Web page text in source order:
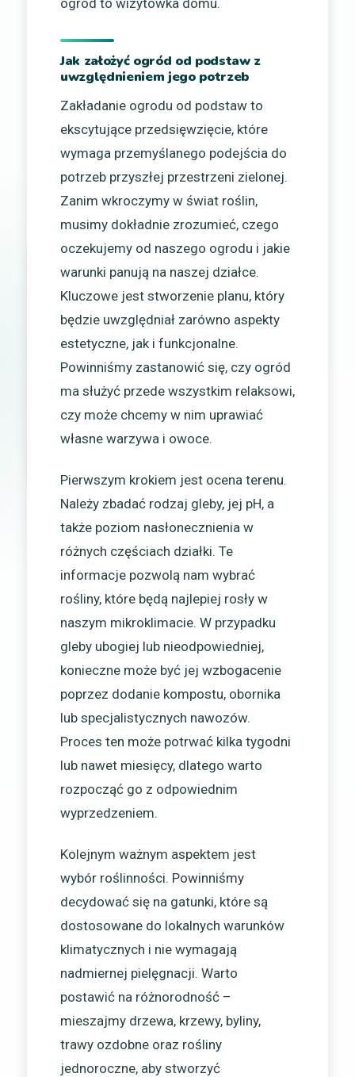
Jak założyć ogród od podstaw z
uwzględnieniem jego potrzeb
Zakładanie ogrodu od podstaw to
ekscytujące przedsięwzięcie, które
wymaga przemyślanego podejścia do
potrzeb przyszłej przestrzeni zielonej.
Zanim wkroczymy w świat roślin,
musimy dokładnie zrozumieć, czego
oczekujemy od naszego ogrodu i jakie
warunki panują na naszej działce.
Kluczowe jest stworzenie planu, który
będzie uwzględniał zarówno aspekty
estetyczne, jak i funkcjonalne.
Powinniśmy zastanowić się, czy ogród
ma służyć przede wszystkim relaksowi,
czy może chcemy w nim uprawiać
własne warzywa i owoce.
Pierwszym krokiem jest ocena terenu.
Należy zbadać rodzaj gleby, jej pH, a
także poziom nasłonecznienia w
różnych częściach działki. Te
informacje pozwolą nam wybrać
rośliny, które będą najlepiej rosły w
naszym mikroklimacie. W przypadku
gleby ubogiej lub nieodpowiedniej,
konieczne może być jej wzbogacenie
poprzez dodanie kompostu, obornika
lub specjalistycznych nawozów.
Proces ten może potrwać kilka tygodni
lub nawet miesięcy, dlatego warto
rozpocząć go z odpowiednim
wyprzedzeniem.
Kolejnym ważnym aspektem jest
wybór roślinności. Powinniśmy
decydować się na gatunki, które są
dostosowane do lokalnych warunków
klimatycznych i nie wymagają
nadmiernej pielęgnacji. Warto
postawić na różnorodność –
mieszajmy drzewa, krzewy, byliny,
trawy ozdobne oraz rośliny
jednoroczne, aby stworzyć